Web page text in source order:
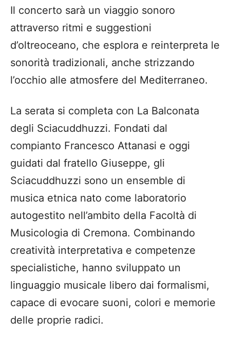
Il concerto sarà un viaggio sonoro
attraverso ritmi e suggestioni
d’oltreoceano, che esplora e reinterpreta le
sonorità tradizionali, anche strizzando
l’occhio alle atmosfere del Mediterraneo.
La serata si completa con La Balconata
degli Sciacuddhuzzi. Fondati dal
compianto Francesco Attanasi e oggi
guidati dal fratello Giuseppe, gli
Sciacuddhuzzi sono un ensemble di
musica etnica nato come laboratorio
autogestito nell’ambito della Facoltà di
Musicologia di Cremona. Combinando
creatività interpretativa e competenze
specialistiche, hanno sviluppato un
linguaggio musicale libero dai formalismi,
capace di evocare suoni, colori e memorie
delle proprie radici.